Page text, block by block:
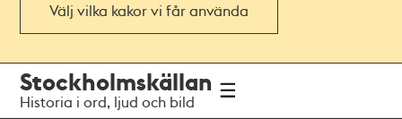
Välj vilka kakor vi får använda
navigationen
huvudinnehållet
Stockholmskällan
Historia i ord, ljud och bild